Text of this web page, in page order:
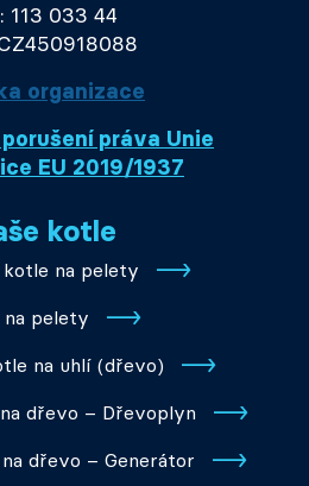
113 033 44
organizace
práva Unie
EU 2019/1937
kotle
na pelety
na pelety
na uhlí (dřevo)
dřevo – Dřevoplyn
dřevo – Generátor